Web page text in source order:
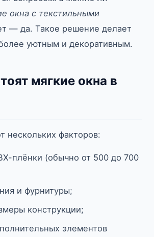
окна с текстильными
— да. Такое решение делает
уютным и декоративным.
мягкие окна в
нескольких факторов:
плёнки (обычно от 500 до 700
и фурнитуры;
конструкции;
элементов